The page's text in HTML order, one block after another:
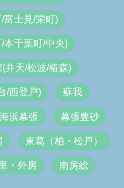
富士見/栄町)
本千葉町/中央)
弁天/松波/椿森)
/西登戸) 蘇我
海浜幕張 幕張豊砂
東葛（柏・松戸）
・外房 南房総